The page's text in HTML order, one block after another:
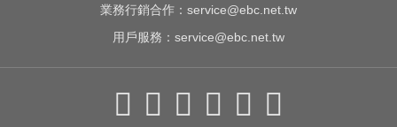
業務行銷合作： service@ebc.net.tw
用戶服務： service@ebc.net.tw